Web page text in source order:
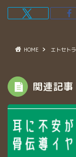
HOME エトセトラ
関連記事